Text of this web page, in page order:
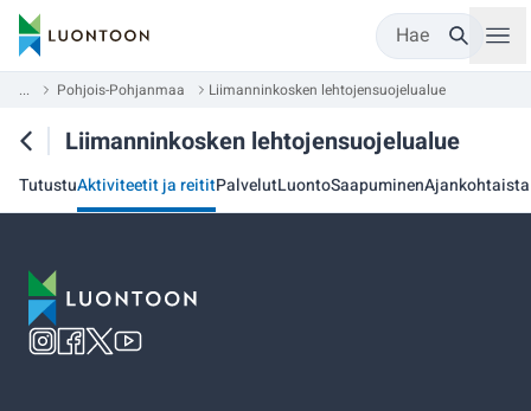
Hae
... Pohjois-Pohjanmaa Liimanninkosken lehtojensuojelualue
Liimanninkosken lehtojensuojelualue
TutustuAktiviteetit ja reititPalvelutLuontoSaapuminenAjankohtaista